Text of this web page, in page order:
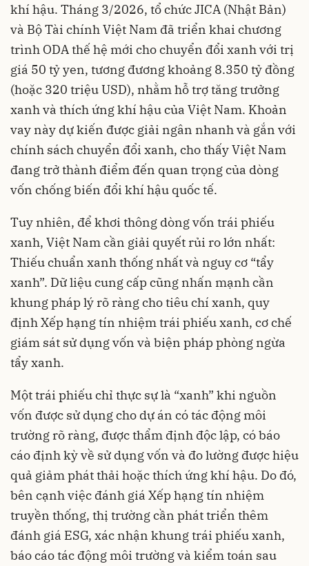
khí hậu. Tháng 3/2026, tổ chức JICA (Nhật Bản)
và Bộ Tài chính Việt Nam đã triển khai chương
trình ODA thế hệ mới cho chuyển đổi xanh với trị
giá 50 tỷ yen, tương đương khoảng 8.350 tỷ đồng
(hoặc 320 triệu USD), nhằm hỗ trợ tăng trưởng
xanh và thích ứng khí hậu của Việt Nam. Khoản
vay này dự kiến được giải ngân nhanh và gắn với
chính sách chuyển đổi xanh, cho thấy Việt Nam
đang trở thành điểm đến quan trọng của dòng
vốn chống biến đổi khí hậu quốc tế.
Tuy nhiên, để khơi thông dòng vốn trái phiếu
xanh, Việt Nam cần giải quyết rủi ro lớn nhất:
Thiếu chuẩn xanh thống nhất và nguy cơ “tẩy
xanh”. Dữ liệu cung cấp cũng nhấn mạnh cần
khung pháp lý rõ ràng cho tiêu chí xanh, quy
định Xếp hạng tín nhiệm trái phiếu xanh, cơ chế
giám sát sử dụng vốn và biện pháp phòng ngừa
tẩy xanh.
Một trái phiếu chỉ thực sự là “xanh” khi nguồn
vốn được sử dụng cho dự án có tác động môi
trường rõ ràng, được thẩm định độc lập, có báo
cáo định kỳ về sử dụng vốn và đo lường được hiệu
quả giảm phát thải hoặc thích ứng khí hậu. Do đó,
bên cạnh việc đánh giá Xếp hạng tín nhiệm
truyền thống, thị trường cần phát triển thêm
đánh giá ESG, xác nhận khung trái phiếu xanh,
báo cáo tác động môi trường và kiểm toán sau